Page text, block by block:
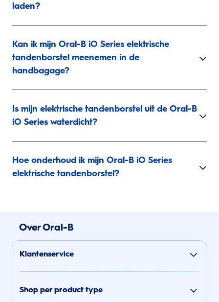
laden?
Kan ik mijn Oral-B iO Series elektrische
tandenborstel meenemen in de
handbagage?
Is mijn elektrische tandenborstel uit de Oral-B
iO Series waterdicht?
Hoe onderhoud ik mijn Oral-B iO Series
elektrische tandenborstel?
Over Oral-B
Klantenservice
Shop per product type